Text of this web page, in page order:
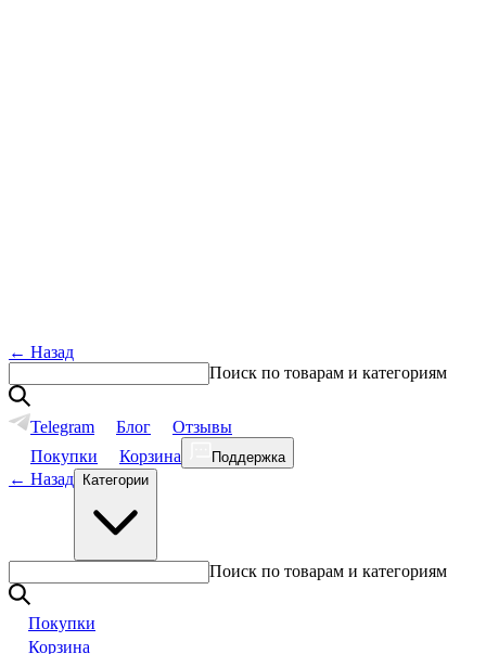
← Назад
Поиск по товарам и категориям
Telegram Блог
Отзывы
Покупки
Корзина Поддержка
← Назад Категории
Поиск по товарам и категориям
Покупки
Корзина